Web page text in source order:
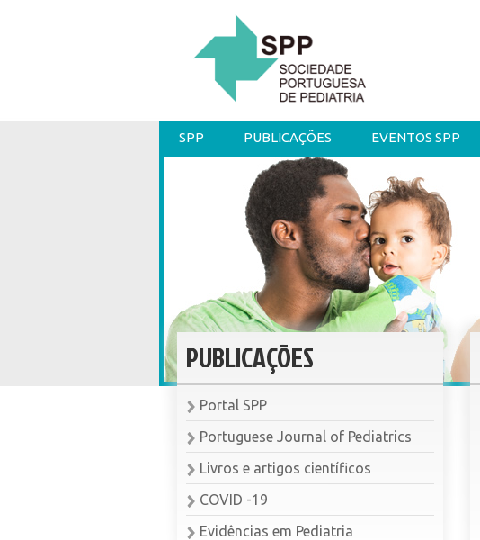
SPP PUBLICAÇÕES EVENTOS SPP
PUBLICAÇÕES
Portal SPP
Portuguese Journal of Pediatrics
Livros e artigos científicos
COVID -19
Evidências em Pediatria